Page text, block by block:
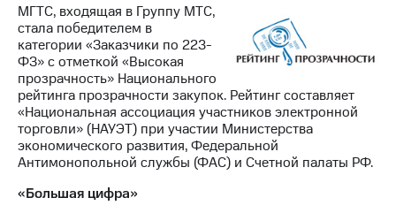
МГТС, входящая в Группу МТС,
стала победителем в
категории «Заказчики по 223-
ФЗ» с отметкой «Высокая
прозрачность» Национального
рейтинга прозрачности закупок. Рейтинг составляет
«Национальная ассоциация участников электронной
торговли» (НАУЭТ) при участии Министерства
экономического развития, Федеральной
Антимонопольной службы (ФАС) и Счетной палаты РФ.
«Большая цифра»